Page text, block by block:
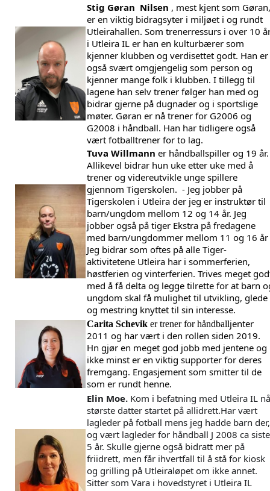
Stig Gøran  Nilsen , mest kjent som Gøran,
er en viktig bidragsyter i miljøet i og rundt
Utleirahallen. Som trenerressurs i over 10
i Utleira IL er han en kulturbærer som
kjenner klubben og verdisettet godt. Han er
også svært omgjengelig som person og
kjenner mange folk i klubben. I tillegg til
lagene han selv trener følger han med og
bidrar gjerne på dugnader og i sportslige
møter. Gøran er nå trener for G2006 og
G2008 i håndball. Han har tidligere også
vært fotballtrener for to lag.
Tuva Willmann er håndballspiller og 19 år.
Allikevel bidrar hun uke etter uke med å
trener og videreutvikle unge spillere
gjennom Tigerskolen.  - Jeg jobber på
Tigerskolen i Utleira der jeg er instruktør til
barn/ungdom mellom 12 og 14 år. Jeg
jobber også på tiger Ekstra på fredagene
med barn/ungdommer mellom 11 og 16 år
Jeg bidrar som oftes på alle Tiger-
aktivitetene Utleira har i sommerferien,
høstferien og vinterferien. Trives meget
med å få delta og legge tilrette for at barn
ungdom skal få mulighet til utvikling, glede
og mestring knyttet til sin interesse.
Carita Schevik er trener for håndballjenter
2011 og har vært i den rollen siden 2019.
Hn gjør en meget god jobb med jentene og
ikke minst er en viktig supporter for deres
fremgang. Engasjement som smitter til de
som er rundt henne.
Elin Moe. Kom i befatning med Utleira IL
største datter startet på allidrett.Har vært
lagleder på fotball mens jeg hadde barn der,
og vært lagleder for håndball J 2008 ca siste
5 år. Skulle gjerne også bidratt mer på
friidrett, men får ihvertfall til å stå for kiosk
og grilling på Utleiraløpet om ikke annet.
Sitter som Vara i hovedstyret i Utleira IL